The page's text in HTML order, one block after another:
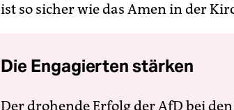
ist so sicher wie das Amen in der
Die Engagierten stärken
Der drohende Erfolg der AfD bei